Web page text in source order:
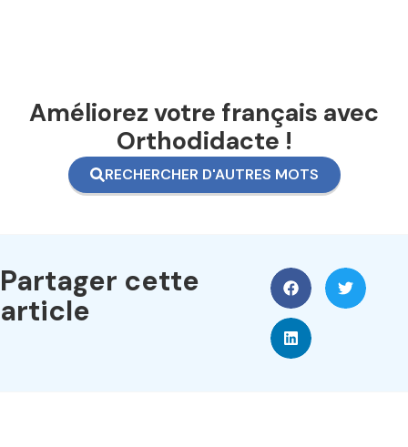
Améliorez votre français avec
Orthodidacte !
RECHERCHER D'AUTRES MOTS
Partager cette
article